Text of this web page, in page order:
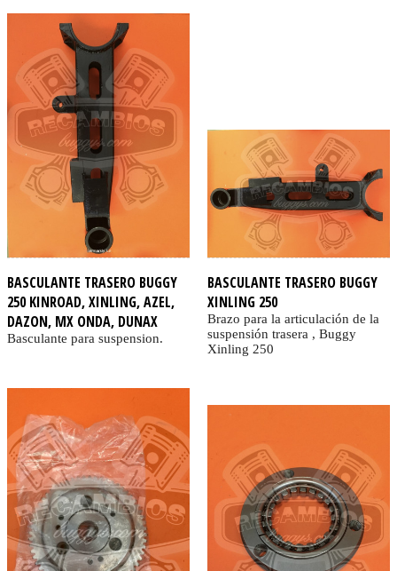
BASCULANTE TRASERO BUGGY
250 KINROAD, XINLING, AZEL,
DAZON, MX ONDA, DUNAX
Basculante para suspension.
BASCULANTE TRASERO BUGGY
XINLING 250
Brazo para la articulación de la
suspensión trasera , Buggy
Xinling 250